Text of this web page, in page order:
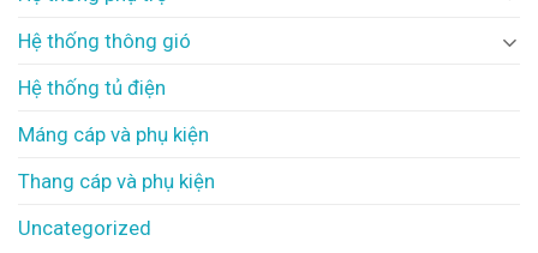
Hệ thống thông gió
Hệ thống tủ điện
Máng cáp và phụ kiện
Thang cáp và phụ kiện
Uncategorized